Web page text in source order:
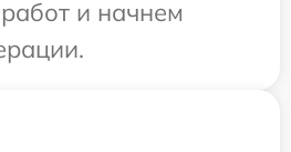
и начнем